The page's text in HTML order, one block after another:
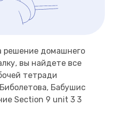
решение домашнего
вы найдете все
тетради
Бабушис
Section 9 unit 3 3